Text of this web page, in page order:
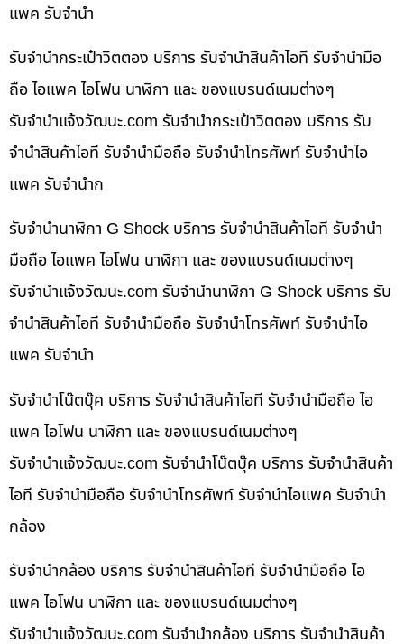
แพค รับจำนำ
รับจำนำกระเป๋าวิตตอง บริการ รับจำนำสินค้าไอที รับจำนำมือ
ถือ ไอแพค ไอโฟน นาฬิกา และ ของแบรนด์เนมต่างๆ
รับจํานําแจ้งวัฒนะ.com รับจำนำกระเป๋าวิตตอง บริการ รับ
จำนำสินค้าไอที รับจำนำมือถือ รับจำนำโทรศัพท์ รับจำนำไอ
แพค รับจำนำก
รับจำนำนาฬิกา G Shock บริการ รับจำนำสินค้าไอที รับจำนำ
มือถือ ไอแพค ไอโฟน นาฬิกา และ ของแบรนด์เนมต่างๆ
รับจํานําแจ้งวัฒนะ.com รับจำนำนาฬิกา G Shock บริการ รับ
จำนำสินค้าไอที รับจำนำมือถือ รับจำนำโทรศัพท์ รับจำนำไอ
แพค รับจำนำ
รับจำนำโน๊ตบุ๊ค บริการ รับจำนำสินค้าไอที รับจำนำมือถือ ไอ
แพค ไอโฟน นาฬิกา และ ของแบรนด์เนมต่างๆ
รับจํานําแจ้งวัฒนะ.com รับจำนำโน๊ตบุ๊ค บริการ รับจำนำสินค้า
ไอที รับจำนำมือถือ รับจำนำโทรศัพท์ รับจำนำไอแพค รับจำนำ
กล้อง
รับจำนำกล้อง บริการ รับจำนำสินค้าไอที รับจำนำมือถือ ไอ
แพค ไอโฟน นาฬิกา และ ของแบรนด์เนมต่างๆ
รับจํานําแจ้งวัฒนะ.com รับจำนำกล้อง บริการ รับจำนำสินค้า